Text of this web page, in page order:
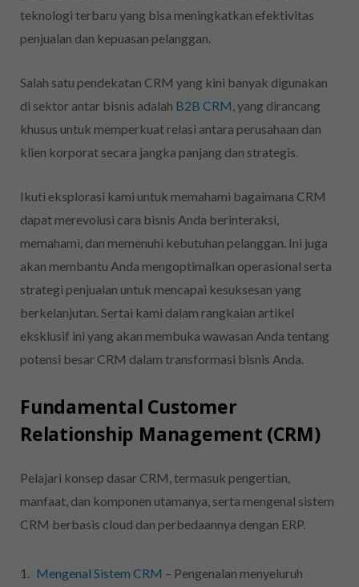
teknologi terbaru yang bisa meningkatkan efektivitas
penjualan dan kepuasan pelanggan.
Salah satu pendekatan CRM yang kini banyak digunakan
di sektor antar bisnis adalah B2B CRM, yang dirancang
khusus untuk memperkuat relasi antara perusahaan dan
klien korporat secara jangka panjang dan strategis.
Ikuti eksplorasi kami untuk memahami bagaimana CRM
dapat merevolusi cara bisnis Anda berinteraksi,
memahami, dan memenuhi kebutuhan pelanggan. Ini juga
akan membantu Anda mengoptimalkan operasional serta
strategi penjualan untuk mencapai kesuksesan yang
berkelanjutan. Sertai kami dalam rangkaian artikel
eksklusif ini yang akan membuka wawasan Anda tentang
potensi besar CRM dalam transformasi bisnis Anda.
Fundamental Customer
Relationship Management (CRM)
Pelajari konsep dasar CRM, termasuk pengertian,
manfaat, dan komponen utamanya, serta mengenal sistem
CRM berbasis cloud dan perbedaannya dengan ERP.
Mengenal Sistem CRM – Pengenalan menyeluruh